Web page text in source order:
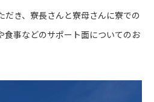
だき、寮長さんと寮母さんに寮での
食事などのサポート面についてのお